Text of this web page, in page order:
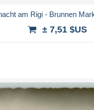
am Rigi - Brunnen
± 7,51 $US